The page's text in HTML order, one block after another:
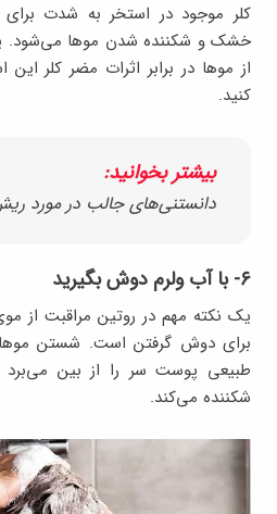
کلر موجود در استخر به شدت
خشک و شکننده شدن موها می‌شود.
از موها در برابر اثرات مضر کلر
کنید.
بیشتر بخوانید:
دانستنی‌های جالب در مورد
۶- با آب ولرم دوش بگیرید
یک نکته مهم در روتین مراقبت از
برای دوش گرفتن است. شستن
طبیعی پوست سر را از بین
شکننده می‌کند.